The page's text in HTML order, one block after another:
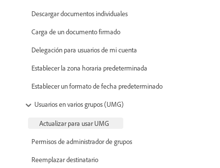
Descargar documentos individuales
Carga de un documento firmado
Delegación para usuarios de mi cuenta
Establecer la zona horaria predeterminada
Establecer un formato de fecha predeterminado
Usuarios en varios grupos (UMG)
Actualizar para usar UMG
Permisos de administrador de grupos
Reemplazar destinatario